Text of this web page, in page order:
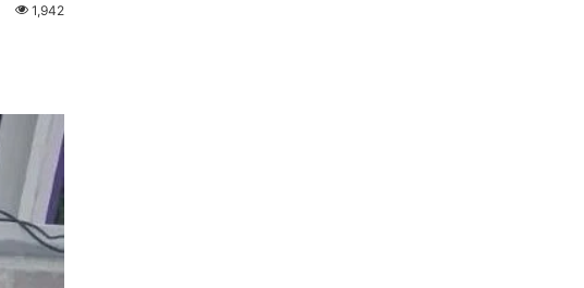
1,942